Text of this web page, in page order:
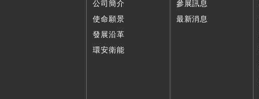
公司簡介
使命願景
發展沿革
環安衛能
參展訊息
最新消息